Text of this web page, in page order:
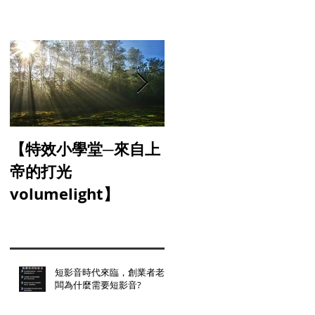
【特效小學堂─來自上
帝的打光
volumelight】
短影音時代來臨，創業者老
闆為什麼需要短影音?